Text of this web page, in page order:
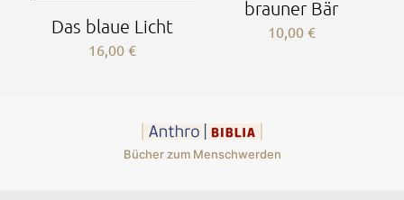
Das blaue Licht
16,00€
brauner Bär
10,00 €
Bücher zum Menschwerden